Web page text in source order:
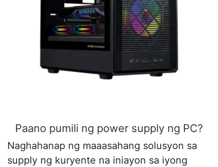
Paano pumili ng power supply ng PC?
Naghahanap ng maaasahang solusyon sa
supply ng kuryente na iniayon sa iyong